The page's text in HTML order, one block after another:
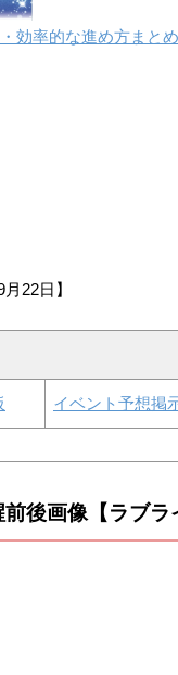
効率的な進め方まとめ
月22日】
イベント予想掲
後画像【ラブラ